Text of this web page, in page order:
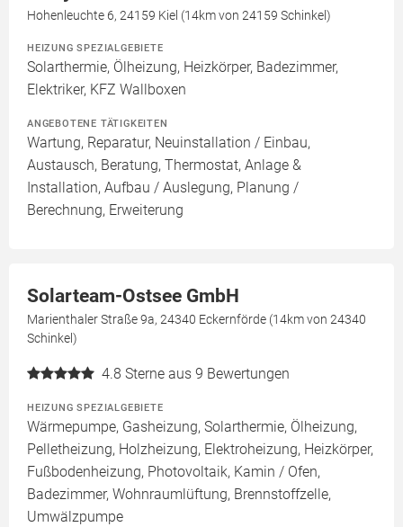
Hohenleuchte 6, 24159 Kiel (14km von 24159 Schinkel)
HEIZUNG SPEZIALGEBIETE
Solarthermie, Ölheizung, Heizkörper, Badezimmer,
Elektriker, KFZ Wallboxen
ANGEBOTENE TÄTIGKEITEN
Wartung, Reparatur, Neuinstallation / Einbau,
Austausch, Beratung, Thermostat, Anlage &
Installation, Aufbau / Auslegung, Planung /
Berechnung, Erweiterung
Solarteam-Ostsee GmbH
Marienthaler Straße 9a, 24340 Eckernförde (14km von 24340
Schinkel)
4.8 Sterne aus 9 Bewertungen
HEIZUNG SPEZIALGEBIETE
Wärmepumpe, Gasheizung, Solarthermie, Ölheizung,
Pelletheizung, Holzheizung, Elektroheizung, Heizkörper,
Fußbodenheizung, Photovoltaik, Kamin / Ofen,
Badezimmer, Wohnraumlüftung, Brennstoffzelle,
Umwälzpumpe